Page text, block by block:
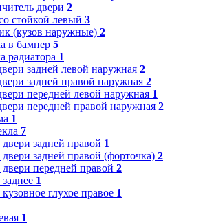
двери 2
стойкой левый 3
(кузов наружные) 2
в бампер 5
радиатора 1
задней левой наружная 2
задней правой наружная 2
передней левой наружная 1
передней правой наружная 2
1
7
задней правой 1
задней правой (форточка) 2
передней правой 2
1
глухое правое 1
1